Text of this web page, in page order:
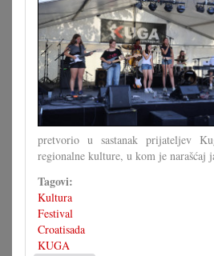
pretvorio u sastanak prijateljev
regionalne kulture, u kom je narašćaj
Tagovi:
Kultura
Festival
Croatisada
KUGA